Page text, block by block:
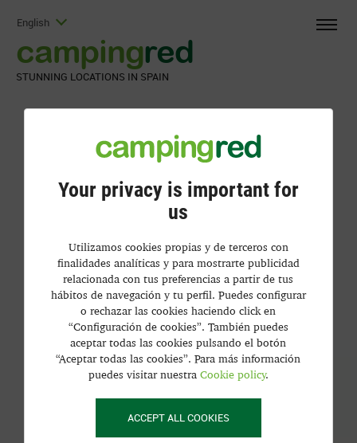
English
campingred
STUNNING LOCATIONS IN SPAIN
Your privacy is important for
us
Utilizamos cookies propias y de terceros con
finalidades analíticas y para mostrarte publicidad
relacionada con tus preferencias a partir de tus
hábitos de navegación y tu perfil. Puedes configurar
o rechazar las cookies haciendo click en
“Configuración de cookies”. También puedes
aceptar todas las cookies pulsando el botón
“Aceptar todas las cookies”. Para más información
puedes visitar nuestra Cookie policy.
ACCEPT ALL COOKIES